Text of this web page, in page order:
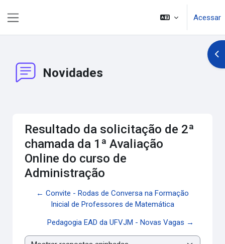
Acessar
Novidades
Resultado da solicitação de 2ª
chamada da 1ª Avaliação
Online do curso de
Administração
← Convite - Rodas de Conversa na Formação
Inicial de Professores de Matemática
Pedagogia EAD da UFVJM - Novas Vagas →